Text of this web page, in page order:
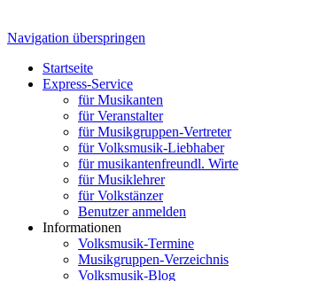
Navigation überspringen
Startseite
Express-Service
für Musikanten
für Veranstalter
für Musikgruppen-Vertreter
für Volksmusik-Liebhaber
für musikantenfreundl. Wirte
für Musiklehrer
für Volkstänzer
Benutzer anmelden
Informationen
Volksmusik-Termine
Musikgruppen-Verzeichnis
Volksmusik-Blog